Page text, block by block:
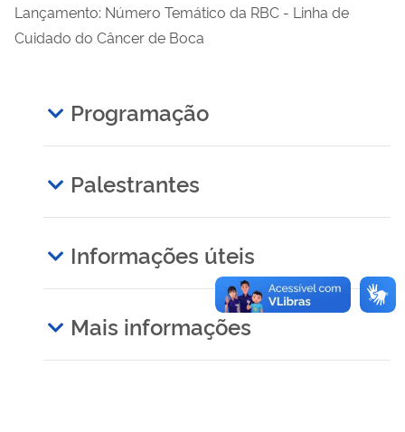
Lançamento: Número Temático da RBC - Linha de
Cuidado do Câncer de Boca
Programação
Palestrantes
Informações úteis
Mais informações